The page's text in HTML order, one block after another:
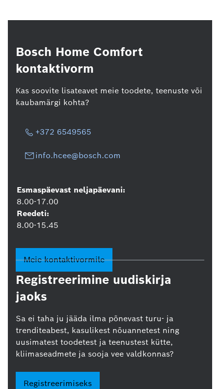
Bosch Home Comfort
kontaktivorm
Kas soovite lisateavet meie toodete, teenuste või
kaubamärgi kohta?
+372 6549565
info.hcee@bosch.com
Esmaspäevast neljapäevani:
8.00-17.00
Reedeti:
8.00-15.45
Meie kontaktivormile
Registreerimine uudiskirja
jaoks
Sa ei taha ju jääda ilma põnevast turu- ja
trenditeabest, kasulikest nõuannetest ning
uusimatest toodetest ja teenustest kütte,
kliimaseadmete ja sooja vee valdkonnas?
Registreerimiseks